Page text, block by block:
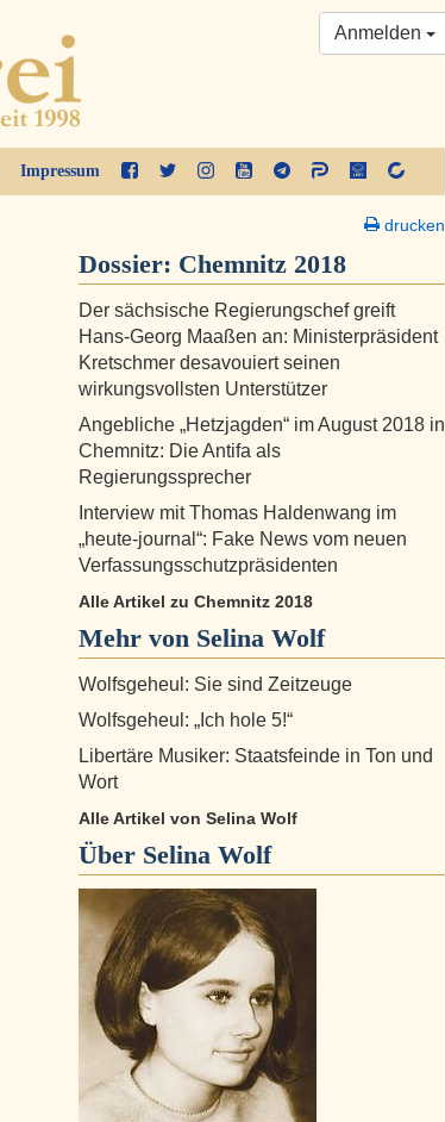
Impressum
Anmelden
drucken
Dossier: Chemnitz 2018
Der sächsische Regierungschef greift
Hans-Georg Maaßen an: Ministerpräsident
Kretschmer desavouiert seinen
wirkungsvollsten Unterstützer
Angebliche „Hetzjagden“ im August 2018 in
Chemnitz: Die Antifa als
Regierungssprecher
Interview mit Thomas Haldenwang im
„heute-journal“: Fake News vom neuen
Verfassungsschutzpräsidenten
Alle Artikel zu Chemnitz 2018
Mehr von Selina Wolf
Wolfsgeheul: Sie sind Zeitzeuge
Wolfsgeheul: „Ich hole 5!“
Libertäre Musiker: Staatsfeinde in Ton und
Wort
Alle Artikel von Selina Wolf
Über Selina Wolf